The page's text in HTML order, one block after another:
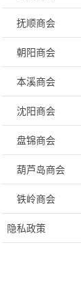
抚顺商会
朝阳商会
本溪商会
沈阳商会
盘锦商会
葫芦岛商会
铁岭商会
隐私政策